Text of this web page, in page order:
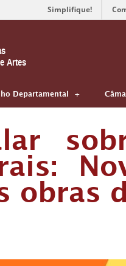
Simplifique!
Artes
Departamental
obras